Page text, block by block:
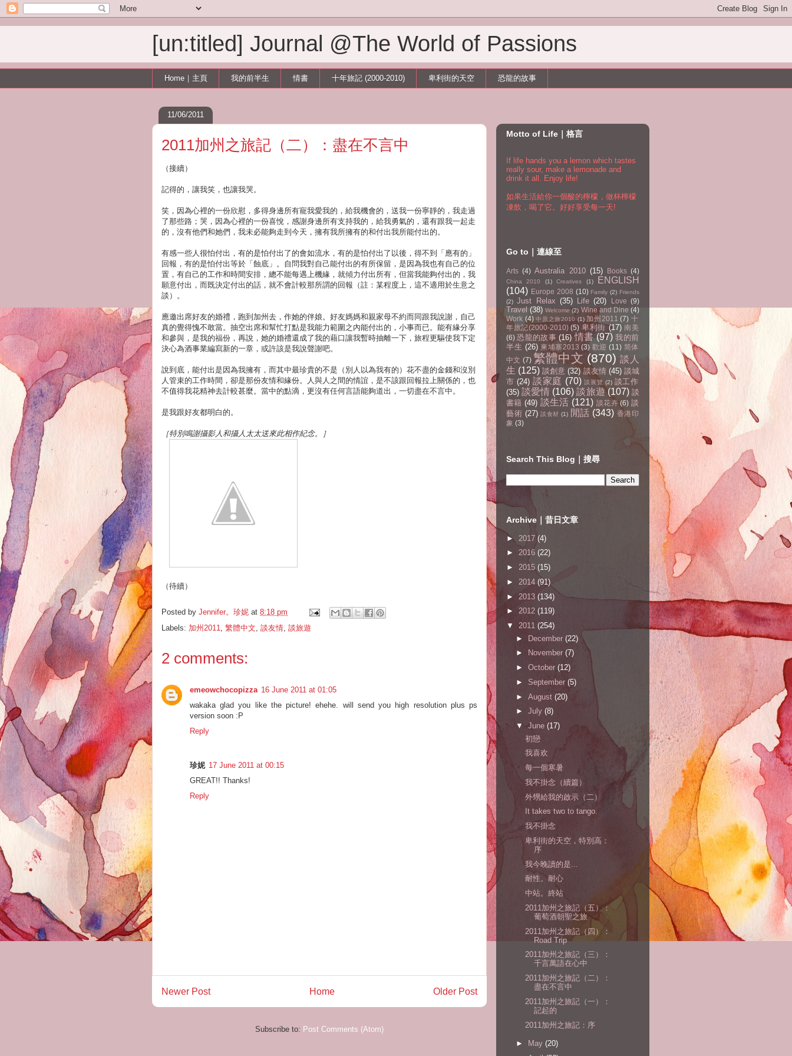
[un:titled] Journal @The World of Passions
Home｜主頁 我的前半生 情書 十年旅記 (2000-2010) 卑利街的天空 恐龍的故事
11/06/2011
2011加州之旅記（二）：盡在不言中
（接續）
記得的，讓我笑，也讓我哭。
笑，因為心裡的一份欣慰，多得身邊所有寵我愛我的，給我機會的，送我一份寧靜的，我走過
了那些路；哭，因為心裡的一份喜悅，感謝身邊所有支持我的，給我勇氣的，還有跟我一起走
的，沒有他們和她們，我未必能夠走到今天，擁有我所擁有的和付出我所能付出的。
有感一些人很怕付出，有的是怕付出了的會如流水，有的是怕付出了以後，得不到「應有的」
回報，有的是怕付出等於「蝕底」。自問我對自己能付出的有所保留，是因為我也有自己的位
置，有自己的工作和時間安排，總不能每遇上機緣，就傾力付出所有，但當我能夠付出的，我
願意付出，而既決定付出的話，就不會計較那所謂的回報（註：某程度上，這不適用於生意之
談）。
應邀出席好友的婚禮，跑到加州去，作她的伴娘。好友媽媽和親家母不約而同跟我說謝，自己
真的覺得愧不敢當。抽空出席和幫忙打點是我能力範圍之內能付出的，小事而已。能有緣分享
和參與，是我的福份，再說，她的婚禮還成了我的藉口讓我暫時抽離一下，旅程更驅使我下定
決心為酒事業編寫新的一章，或許該是我說聲謝吧。
說到底，能付出是因為我擁有，而其中最珍貴的不是（別人以為我有的）花不盡的金錢和沒別
人管束的工作時間，卻是那份友情和緣份。人與人之間的情誼，是不該跟回報拉上關係的，也
不值得我花精神去計較甚麼。當中的點滴，更沒有任何言語能夠道出，一切盡在不言中。
是我跟好友都明白的。
［特別鳴謝攝影人和攝人太太送來此相作紀念。］
（待續）
Posted by Jennifer。珍妮 at 8:18 pm
Labels: 加州2011 繁體中文 談友情 談旅遊
2 comments:
emeowchocopizza 16 June 2011 at 01:05
wakaka glad you like the picture! ehehe. will send you high resolution plus ps
version soon :P
Reply
珍妮 17 June 2011 at 00:15
GREAT!! Thanks!
Reply
Newer Post Older Post
Home
Subscribe to: Post Comments (Atom)
Motto of Life｜格言
If life hands you a lemon which tastes
really sour, make a lemonade and
drink it all. Enjoy life!
如果生活給你一個酸的檸檬，做杯檸檬
凍飲，喝了它。好好享受每一天!
Go to｜連線至
Arts (4) Australia 2010 (15) Books (4)
China 2010 (1) Creatives (1)
ENGLISH
(104) Europe 2008 (10) Family (2) Friends
(2) Just Relax (35) Life (20) Love (9)
Travel (38) Welcome (2) Wine and Dine (4)
Work (4) 中原之旅2010 (1) 加州2011 (7) 十
年旅記(2000-2010) (5) 卑利街 (17) 南美
(6) 恐龍的故事 (16) 情書 (97) 我的前
半生 (26) 柬埔寨2013 (3) 歡迎 (11) 简体
中文 (7) 繁體中文 (870) 談人
生 (125) 談創意 (32) 談友情 (45) 談城
市 (24) 談家庭 (70) 談展覽 (2) 談工作
(35) 談愛情 (106) 談旅遊 (107) 談
書籍 (49) 談生活 (121) 談花卉 (6) 談
藝術 (27) 談食材 (1) 閒話 (343) 香港印
象 (3)
Search This Blog｜搜尋
Archive｜昔日文章
► 2017 (4)
► 2016 (22)
► 2015 (15)
► 2014 (91)
► 2013 (134)
► 2012 (119)
▼ 2011 (254)
► December (22)
►
November (7)
► October (12)
► September (5)
► August (20)
► July (8)
▼ June (17)
初戀
我喜欢
每一個寒暑
我不掛念（續篇）
外甥給我的啟示（二）
It takes two to tango.
我不掛念
卑利街的天空，特別高：
序
我今晚讀的是...
耐性。耐心
中站。終站
2011加州之旅記（五）：
葡萄酒朝聖之旅
2011加州之旅記（四）：
Road Trip
2011加州之旅記（三）：
千言萬語在心中
2011加州之旅記（二）：
盡在不言中
2011加州之旅記（一）：
記起的
2011加州之旅記：序
► May (20)